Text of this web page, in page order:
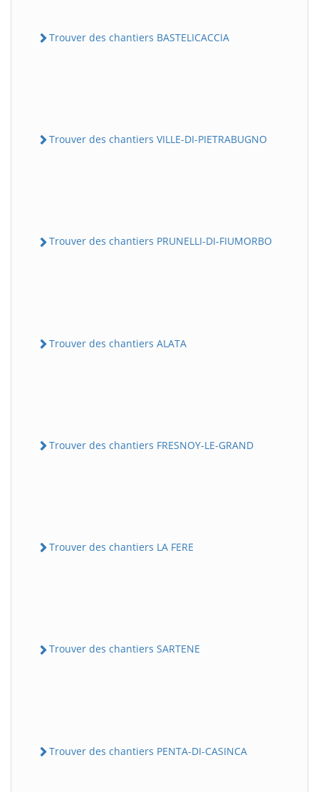
Trouver des chantiers BASTELICACCIA
Trouver des chantiers VILLE-DI-PIETRABUGNO
Trouver des chantiers PRUNELLI-DI-FIUMORBO
Trouver des chantiers ALATA
Trouver des chantiers FRESNOY-LE-GRAND
Trouver des chantiers LA FERE
Trouver des chantiers SARTENE
Trouver des chantiers PENTA-DI-CASINCA